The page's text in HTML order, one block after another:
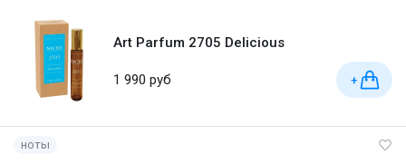
Art Parfum 2705 Delicious
1 990 руб +
ноты